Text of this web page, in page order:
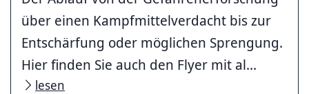
über einen Kampfmittelverdacht bis zur
Entschärfung oder möglichen Sprengung.
Hier finden Sie auch den Flyer mit al...
lesen